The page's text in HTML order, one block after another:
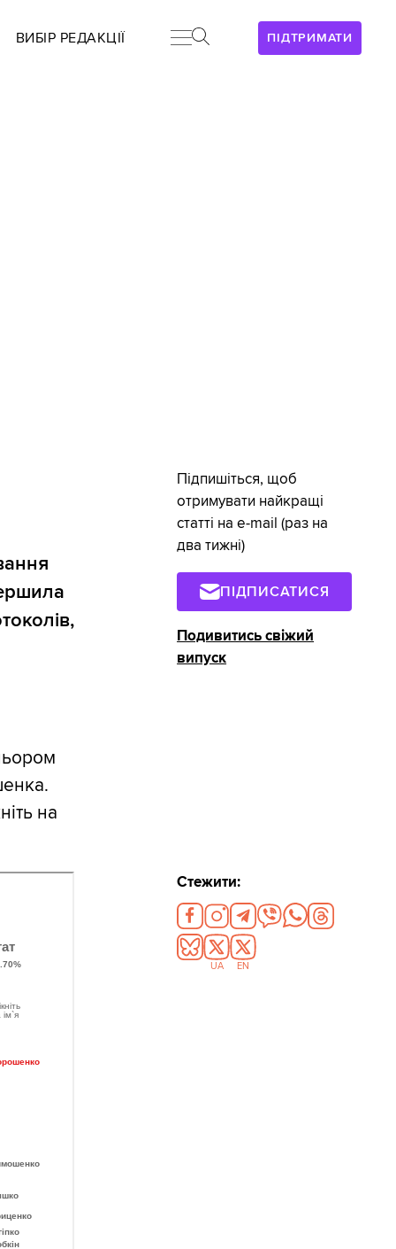
ПІДТРИМАТИ
ВИБІР РЕДАКЦІЇ
на
Підпишіться, щоб
отримувати найкращі
статті на e-mail (раз на
два тижні)
ПІДПИСАТИСЯ
Подивитись свіжий
випуск
Стежити:
UA EN